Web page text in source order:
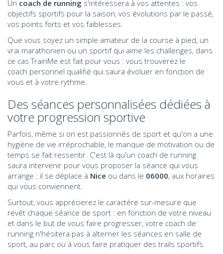
Un coach de running s'intéressera à vos attentes : vos
objectifs sportifs pour la saison, vos évolutions par le passé,
vos points forts et vos faiblesses.
Que vous soyez un simple amateur de la course à pied, un
vrai marathonien ou un sportif qui aime les challenges, dans
ce cas TrainMe est fait pour vous : vous trouverez le
coach personnel qualifié qui saura évoluer en fonction de
vous et à votre rythme.
Des séances personnalisées dédiées à
votre progression sportive
Parfois, même si on est passionnés de sport et qu'on a une
hygiène de vie irréprochable, le manque de motivation ou de
temps se fait ressentir. C'est là qu'un coach de running
saura intervenir pour vous proposer la séance qui vous
arrange : il se déplace à Nice ou dans le 06000, aux horaires
qui vous conviennent.
Surtout, vous apprécierez le caractère sur-mesure que
revêt chaque séance de sport : en fonction de votre niveau
et dans le but de vous faire progresser, votre coach de
running n'hésitera pas à alterner les séances en salle de
sport, au parc ou à vous faire pratiquer des trails sportifs.